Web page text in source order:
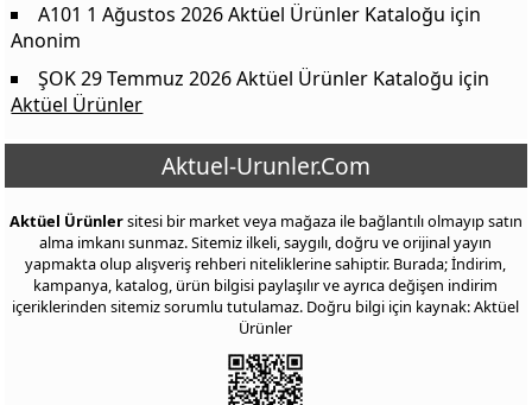
A101 1 Ağustos 2026 Aktüel Ürünler Kataloğu için
Anonim
ŞOK 29 Temmuz 2026 Aktüel Ürünler Kataloğu için
Aktüel Ürünler
Aktuel-Urunler.Com
Aktüel Ürünlersitesi bir market veya mağaza ile bağlantılı olmayıp satın
alma imkanı sunmaz. Sitemiz ilkeli, saygılı, doğru ve orijinal yayın
yapmakta olup alışveriş rehberi niteliklerine sahiptir. Burada; İndirim,
kampanya, katalog, ürün bilgisi paylaşılır ve ayrıca değişen indirim
içeriklerinden sitemiz sorumlu tutulamaz. Doğru bilgi için kaynak: Aktüel
Ürünler